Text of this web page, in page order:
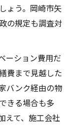
ょう。岡崎市矢
の規定も調査対
ーション費用だ
費まで見越した
バンク経由の物
きる場合も多
えて、施工会社